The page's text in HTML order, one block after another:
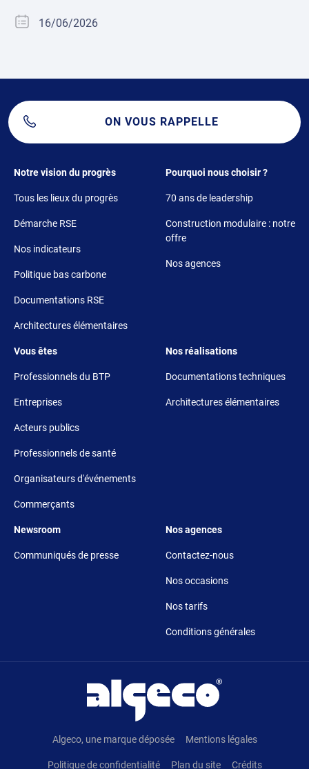
16/06/2026
ON VOUS RAPPELLE
Footer 1
Notre vision du progrès
Tous les lieux du progrès
Démarche RSE
Nos indicateurs
Politique bas carbone
Documentations RSE
Architectures élémentaires
Footer 2
Pourquoi nous choisir ?
70 ans de leadership
Construction modulaire : notre
offre
Nos agences
Footer 3
Vous êtes
Professionnels du BTP
Entreprises
Acteurs publics
Professionnels de santé
Organisateurs d'événements
Commerçants
Footer 4
Nos réalisations
Documentations techniques
Architectures élémentaires
Footer 5
Newsroom
Communiqués de presse
Footer 6
Nos agences
Contactez-nous
Nos occasions
Nos tarifs
Conditions générales
Algeco, une marque déposée Mentions légales
Politique de confidentialité Plan du site Crédits